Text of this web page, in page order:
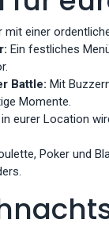
mit einer
Ein festliches
Battle: Mit
Momente.
eurer Location
Poker und